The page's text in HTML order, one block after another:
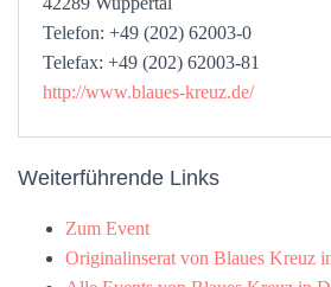
Telefon: +49 (202) 62003-0
Telefax: +49 (202) 62003-81
http://www.blaues-kreuz.de/
Weiterführende Links
Zum Event
Originalinserat von Blaues Kreuz